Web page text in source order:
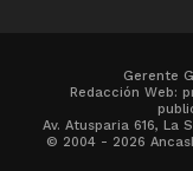
Gerente
Redacción Web:
Av. Atusparia 616, La
© 2004 - 2026